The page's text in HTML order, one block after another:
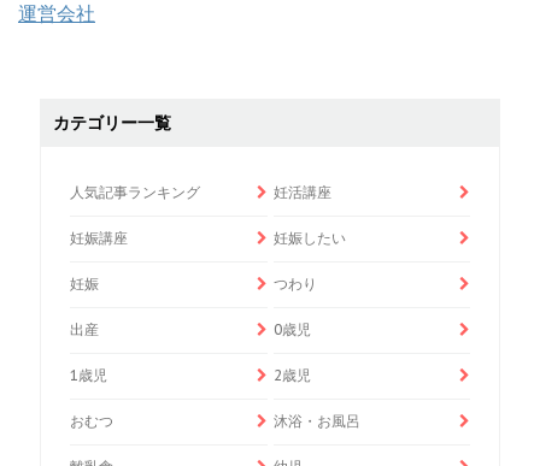
運営会社
カテゴリー一覧
人気記事ランキング 妊活講座
妊娠講座 妊娠したい
妊娠 つわり
出産 0歳児
1歳児 2歳児
おむつ 沐浴・お風呂